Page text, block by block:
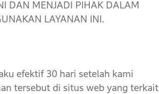
DAN MENJADI PIHAK DALAM
LAYANAN INI.
efektif 30 hari setelah kami
tersebut di situs web yang terkait